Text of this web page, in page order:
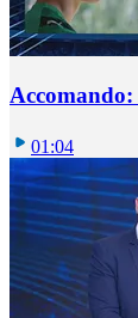
01:04